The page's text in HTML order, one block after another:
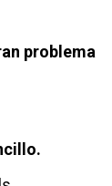
problema